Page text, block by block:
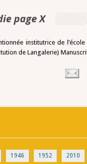
page X
institutrice de
de Langalerie)
1946 1952 2010